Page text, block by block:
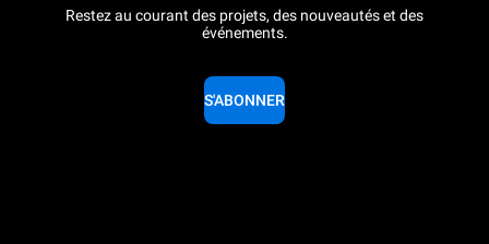
Restez au courant des projets, des nouveautés et des
événements.
S'ABONNER